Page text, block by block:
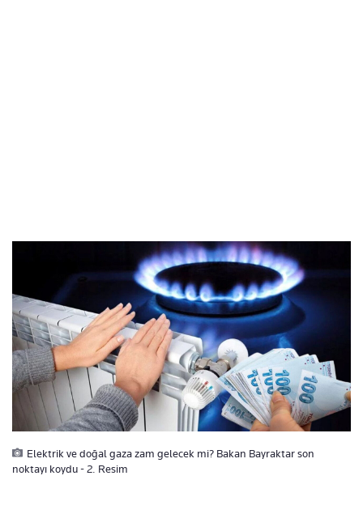
Elektrik ve doğal gaza zam gelecek mi? Bakan Bayraktar son
noktayı koydu - 2. Resim